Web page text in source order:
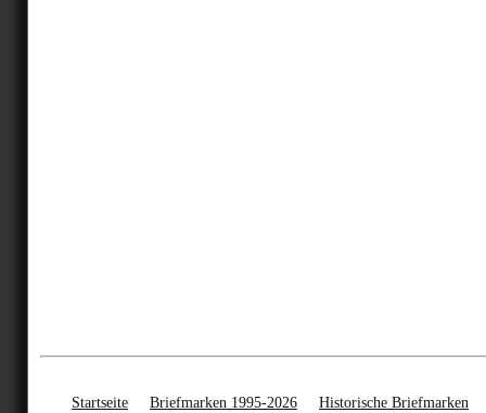
Startseite Briefmarken 1995-2026 Historische Briefmarken